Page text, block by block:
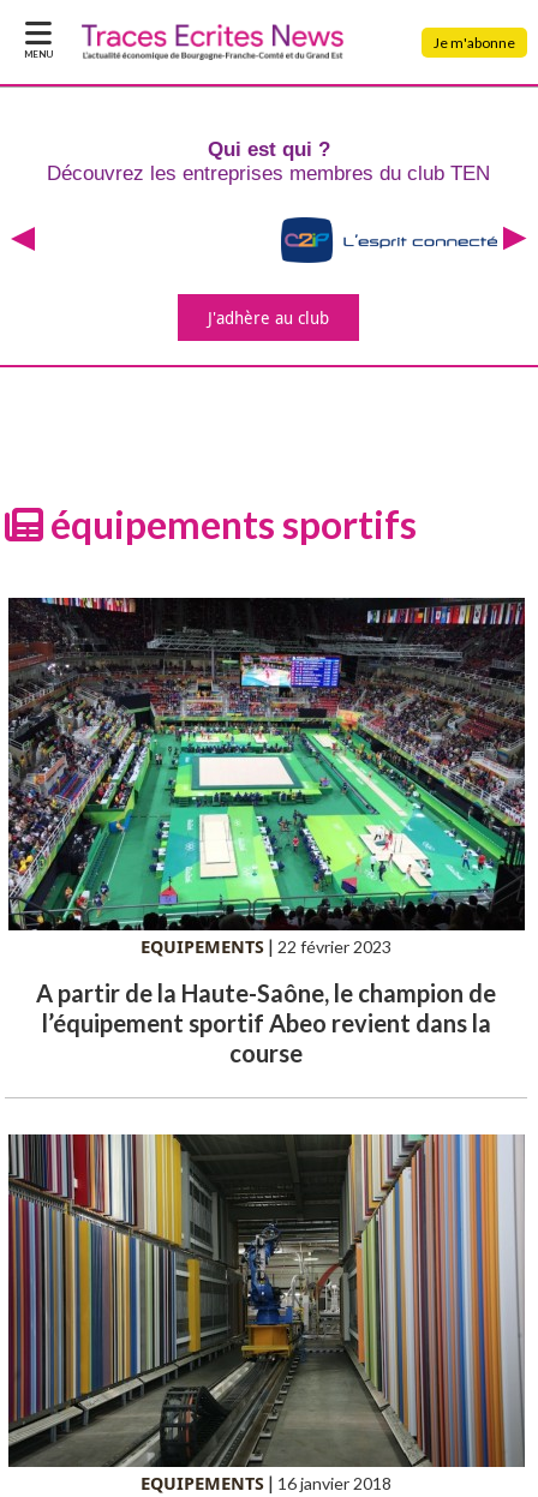
MENU
Je m'abonne
Qui est qui ?
Découvrez les entreprises membres du club TEN
J'adhèreau club
équipements sportifs
EQUIPEMENTS | 22 février 2023
A partir de la Haute-Saône, le champion de
l’équipement sportif Abeo revient dans la
course
EQUIPEMENTS | 16 janvier 2018